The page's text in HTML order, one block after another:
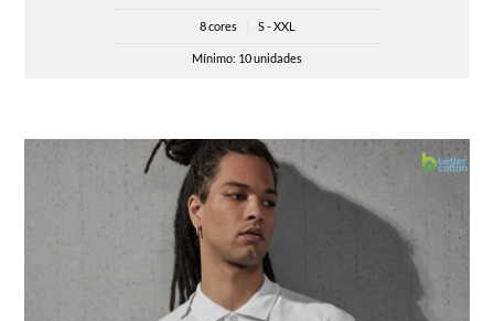
8 cores S - XXL
Mínimo: 10 unidades